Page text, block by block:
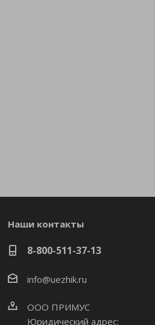
Наши контакты
8-800-511-37-13
info@uezhik.ru
ООО ПРИМУС
Юридический адрес: